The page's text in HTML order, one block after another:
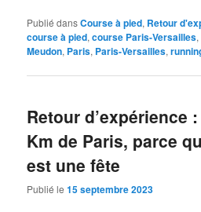
Publié dansCourse à pied, Retour
course à pied,course Paris-Versailles,
Meudon, Paris, Paris-Versailles,
Retour d’expérience
Km de Paris, parce
est une fête
Publié le15 septembre 2023